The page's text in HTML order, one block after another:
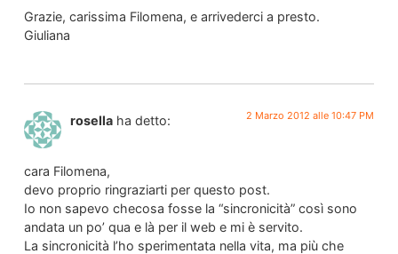
Grazie, carissima Filomena, e arrivederci a presto.
Giuliana
rosella ha detto: 2 Marzo 2012 alle 10:47 PM
cara Filomena,
devo proprio ringraziarti per questo post.
Io non sapevo checosa fosse la “sincronicità” così sono
andata un po’ qua e là per il web e mi è servito.
La sincronicità l’ho sperimentata nella vita, ma più che